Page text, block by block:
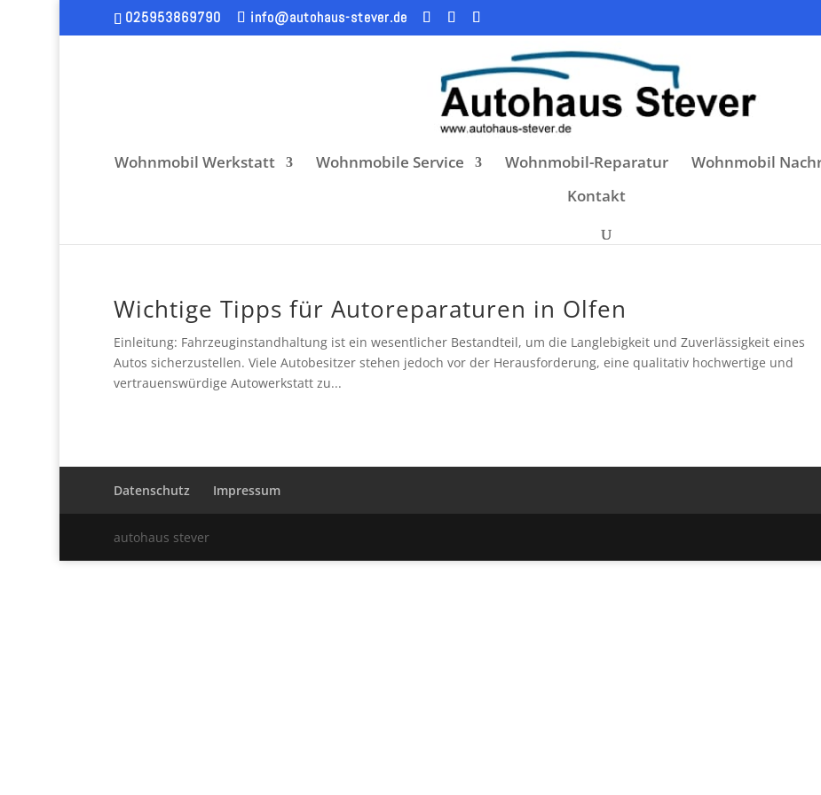
025953869790 info@autohaus-stever.de
Wohnmobil Werkstatt Wohnmobile Service Wohnmobil-Reparatur Wohnmobil
Kontakt
Wichtige Tipps für Autoreparaturen in Olfen
Einleitung: Fahrzeuginstandhaltung ist ein wesentlicher Bestandteil, um die Langlebigkeit und Zuverlässigkeit eines
Autos sicherzustellen. Viele Autobesitzer stehen jedoch vor der Herausforderung, eine qualitativ hochwertige und
vertrauenswürdige Autowerkstatt zu...
Datenschutz Impressum
autohaus stever